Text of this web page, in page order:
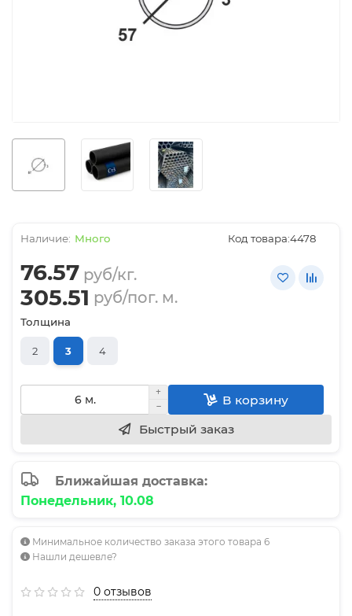
Много Код товара:4478
76.57 руб/кг.
305.51 руб/пог. м.
Толщина
2 3 4
В корзину
Быстрый заказ
Ближайшая доставка:
Понедельник, 10.08
Минимальное количество заказа этого товара 6
Нашли дешевле?
0 отзывов